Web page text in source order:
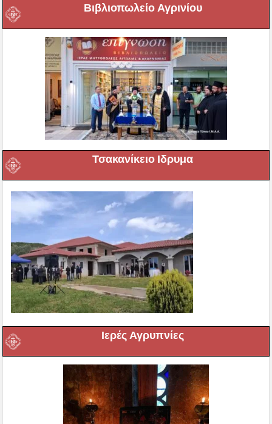
Βιβλιοπωλείο Αγρινίου
Τσακανίκειο Ιδρυμα
Ιερές Αγρυπνίες